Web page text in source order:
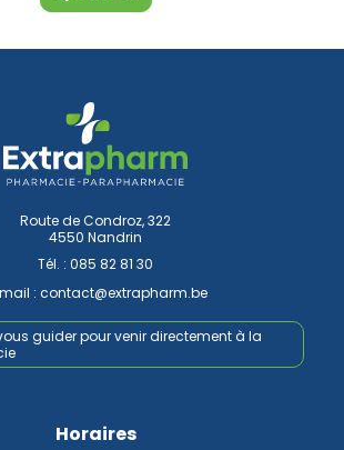
Route de Condroz, 322
4550 Nandrin
Tél. : 085 82 81 30
: contact@extrapharm.be
guider pour venirdirectement à la
Horaires